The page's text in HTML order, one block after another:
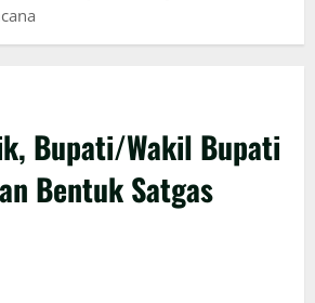
Bupati/Wakil Bupati
Bentuk Satgas